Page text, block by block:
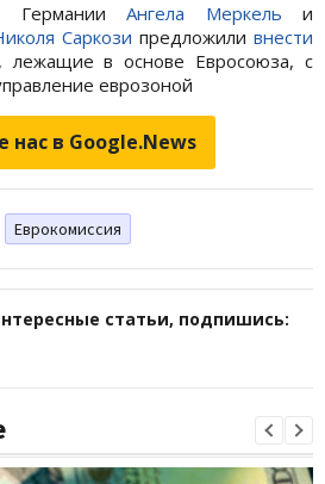
Германии Ангела Меркель и
Саркози предложили внести
лежащие в основе Евросоюза, с
еврозоной
нас в Google.News
Еврокомиссия
статьи, подпишись: